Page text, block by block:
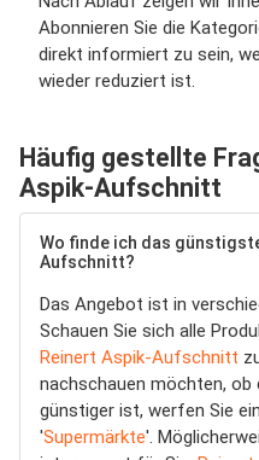
Abonnieren Sie die
direkt informiert zu sein,
wieder reduziert ist.
Häufig gestellte
Aspik­-Aufschnitt
Wo finde ich das
Aufschnitt?
Das Angebot ist in
Schauen Sie sich alle
Reinert Aspik­-Aufschnitt
nachschauen möchten,
günstiger ist, werfen Sie
'Supermärkte'.